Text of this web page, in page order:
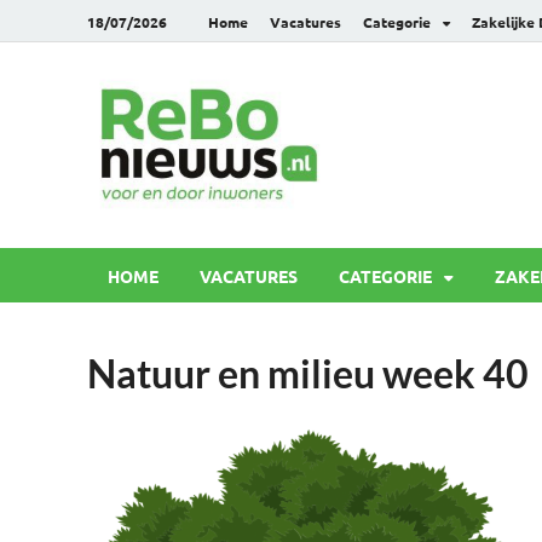
18/07/2026 Home Vacatures Categorie Zakelijke
HOME VACATURES CATEGORIE
Natuur en milieu week 40